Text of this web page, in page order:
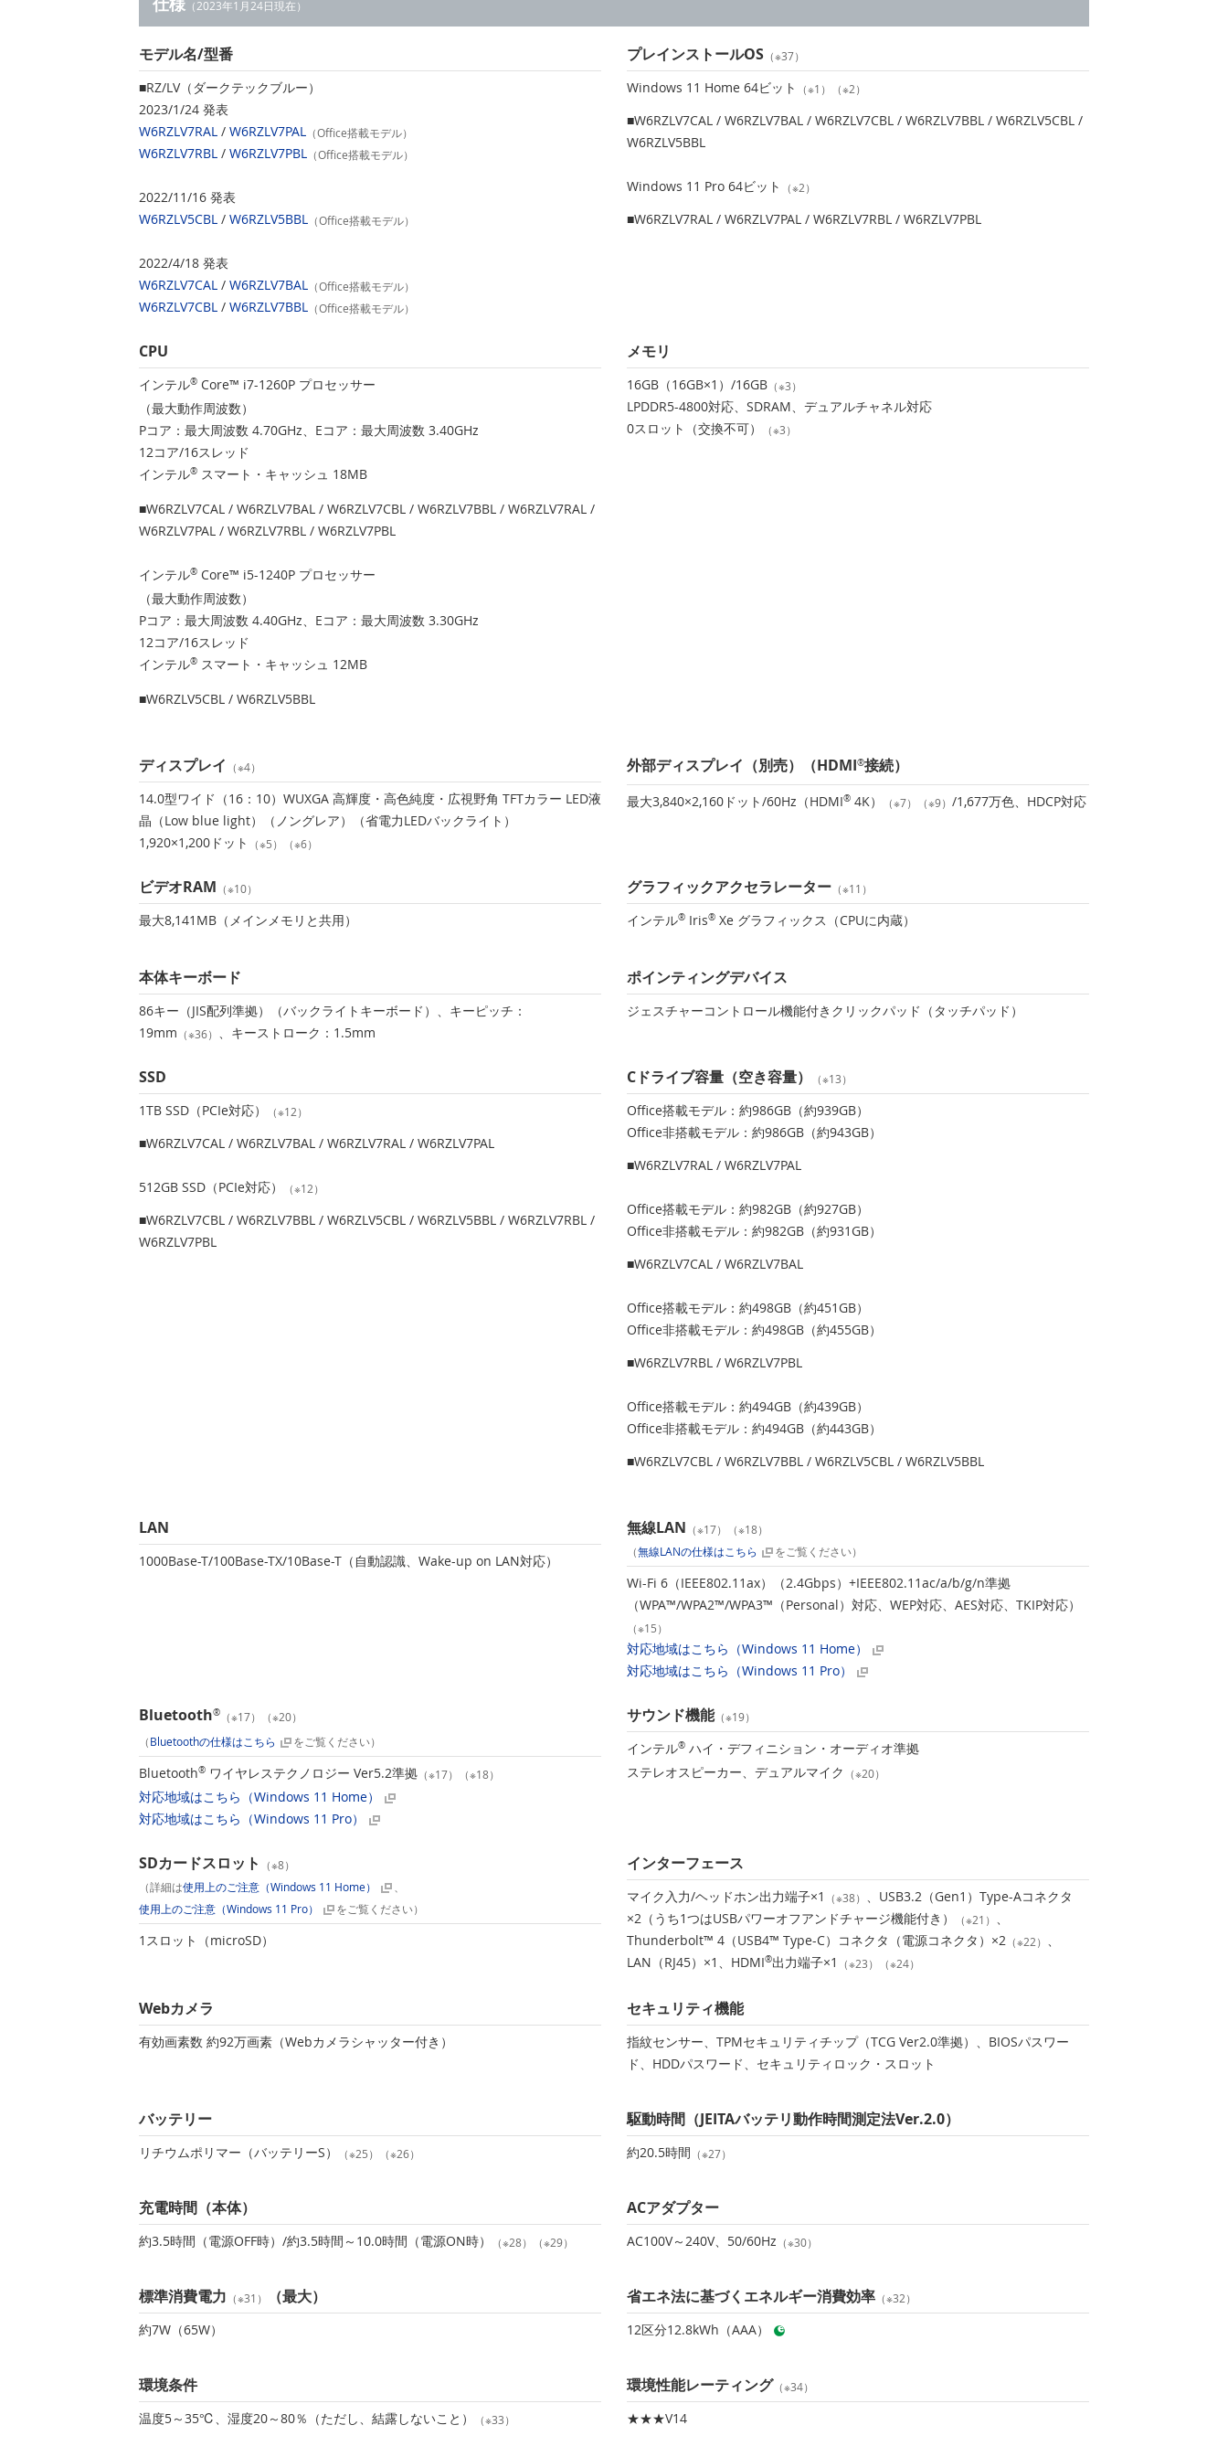
（2023年1月24日現在）
モデル名/型番
■RZ/LV（ダークテックブルー）
2023/1/24 発表
W6RZLV7RAL / W6RZLV7PAL （Office搭載モデル）
W6RZLV7RBL / W6RZLV7PBL （Office搭載モデル）
2022/11/16 発表
W6RZLV5CBL / W6RZLV5BBL （Office搭載モデル）
2022/4/18 発表
W6RZLV7CAL / W6RZLV7BAL （Office搭載モデル）
W6RZLV7CBL / W6RZLV7BBL （Office搭載モデル）
プレインストールOS（※37）
Windows 11 Home 64ビット （※1）（※2）
■W6RZLV7CAL / W6RZLV7BAL / W6RZLV7CBL / W6RZLV7BBL / W6RZLV5CBL /
W6RZLV5BBL
Windows 11 Pro 64ビット （※2）
■W6RZLV7RAL / W6RZLV7PAL / W6RZLV7RBL / W6RZLV7PBL
CPU
インテル® Core™ i7-1260P プロセッサー
（最大動作周波数）
Pコア：最大周波数 4.70GHz、Eコア：最大周波数 3.40GHz
12コア/16スレッド
インテル® スマート・キャッシュ 18MB
■W6RZLV7CAL / W6RZLV7BAL / W6RZLV7CBL / W6RZLV7BBL / W6RZLV7RAL /
W6RZLV7PAL / W6RZLV7RBL / W6RZLV7PBL
インテル® Core™ i5-1240P プロセッサー
（最大動作周波数）
Pコア：最大周波数 4.40GHz、Eコア：最大周波数 3.30GHz
12コア/16スレッド
インテル® スマート・キャッシュ 12MB
■W6RZLV5CBL / W6RZLV5BBL
メモリ
16GB（16GB×1）/16GB（※3）
LPDDR5-4800対応、SDRAM、デュアルチャネル対応
0スロット（交換不可）
（※3）
ディスプレイ （※4）
14.0型ワイド（16：10）WUXGA 高輝度・高色純度・広視野角 TFTカラー LED液
晶（Low blue light）（ノングレア）（省電力LEDバックライト）
1,920×1,200ドット
（※5）（※6）
外部ディスプレイ（別売）（HDMI®接続）
最大3,840×2,160ドット/60Hz（HDMI®4K） （※7）（※9） /1,677万色、HDCP対応
ビデオRAM （※10）
最大8,141MB（メインメモリと共用）
グラフィックアクセラレーター（※11）
インテル®Iris®Xe グラフィックス（CPUに内蔵）
本体キーボード
86キー（JIS配列準拠）（バックライトキーボード）、キーピッチ：
19mm （※36） 、キーストローク：1.5mm
ポインティングデバイス
ジェスチャーコントロール機能付きクリックパッド（タッチパッド）
SSD
1TB SSD（PCIe対応） （※12）
■W6RZLV7CAL / W6RZLV7BAL / W6RZLV7RAL / W6RZLV7PAL
512GB SSD（PCIe対応） （※12）
■W6RZLV7CBL / W6RZLV7BBL / W6RZLV5CBL / W6RZLV5BBL / W6RZLV7RBL /
W6RZLV7PBL
Cドライブ容量（空き容量） （※13）
Office搭載モデル：約986GB（約939GB）
Office非搭載モデル：約986GB（約943GB）
■W6RZLV7RAL / W6RZLV7PAL
Office搭載モデル：約982GB（約927GB）
Office非搭載モデル：約982GB（約931GB）
■W6RZLV7CAL / W6RZLV7BAL
Office搭載モデル：約498GB（約451GB）
Office非搭載モデル：約498GB（約455GB）
■W6RZLV7RBL / W6RZLV7PBL
Office搭載モデル：約494GB（約439GB）
Office非搭載モデル：約494GB（約443GB）
■W6RZLV7CBL / W6RZLV7BBL / W6RZLV5CBL / W6RZLV5BBL
LAN
1000Base-T/100Base-TX/10Base-T（自動認識、Wake-up on LAN対応）
無線LAN （※17）（※18）
（無線LANの仕様はこちら をご覧ください）
Wi-Fi 6（IEEE802.11ax）（2.4Gbps）+IEEE802.11ac/a/b/g/n準拠
（WPA™/WPA2™/WPA3™（Personal）対応、WEP対応、AES対応、TKIP対応）
（※15）
対応地域はこちら（Windows 11 Home）
対応地域はこちら（Windows 11 Pro）
Bluetooth® （※17）（※20）
（Bluetoothの仕様はこちら をご覧ください）
Bluetooth® ワイヤレステクノロジー Ver5.2準拠 （※17）（※18）
対応地域はこちら（Windows 11 Home）
対応地域はこちら（Windows 11 Pro）
サウンド機能（※19）
インテル®ハイ・デフィニション・オーディオ準拠
ステレオスピーカー、デュアルマイク （※20）
SDカードスロット
（※8）
（詳細は使用上のご注意（Windows 11 Home）
使用上のご注意（Windows 11 Pro）
をご覧ください）
1スロット（microSD）
インターフェース
マイク入力/ヘッドホン出力端子×1 （※38） 、USB3.2（Gen1）Type-Aコネクタ
×2（うち1つはUSBパワーオフアンドチャージ機能付き）
（※21） 、
Thunderbolt™ 4（USB4™ Type-C）コネクタ（電源コネクタ）×2（※22） 、
LAN（RJ45）×1、HDMI®出力端子×1 （※23）（※24）
Webカメラ
有効画素数 約92万画素（Webカメラシャッター付き）
セキュリティ機能
指紋センサー、TPMセキュリティチップ（TCG Ver2.0準拠）、BIOSパスワー
ド、HDDパスワード、セキュリティロック・スロット
バッテリー
リチウムポリマー（バッテリーS） （※25）（※26）
駆動時間（JEITAバッテリ動作時間測定法Ver.2.0）
約20.5時間 （※27）
充電時間（本体）
約3.5時間（電源OFF時）/約3.5時間～10.0時間（電源ON時） （※28）（※29）
ACアダプター
AC100V～240V、50/60Hz （※30）
標準消費電力 （※31） （最大）
約7W（65W）
省エネ法に基づくエネルギー消費効率（※32）
12区分12.8kWh（AAA）
環境条件
温度5～35℃、湿度20～80％（ただし、結露しないこと） （※33）
環境性能レーティング（※34）
★★★V14